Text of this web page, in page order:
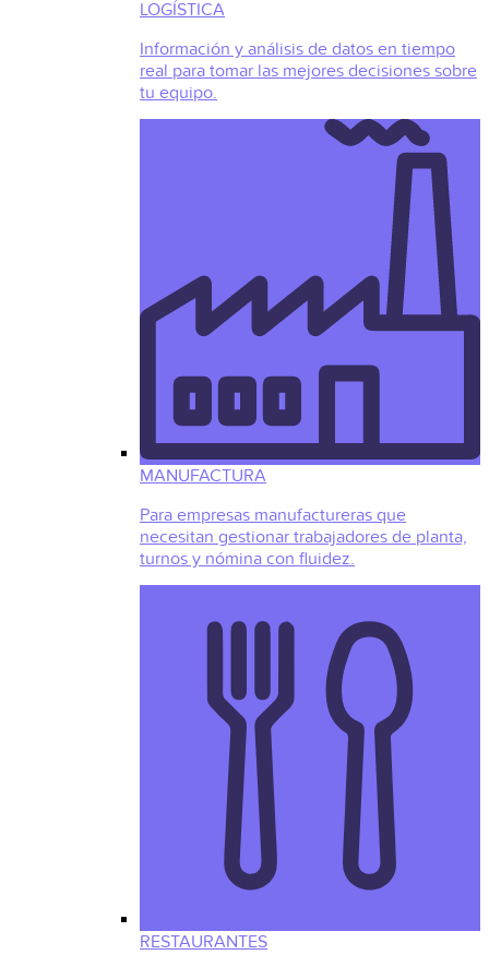
LOGÍSTICA
Información y análisis de datos en tiempo
real para tomar las mejores decisiones sobre
tu equipo.
MANUFACTURA
Para empresas manufactureras que
necesitan gestionar trabajadores de planta,
turnos y nómina con fluidez.
RESTAURANTES